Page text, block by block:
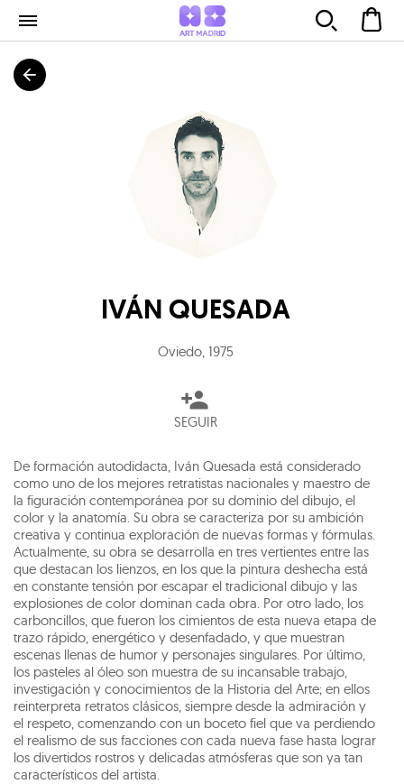
IVÁN QUESADA
Oviedo, 1975
SEGUIR
De formación autodidacta, Iván Quesada está considerado
como uno de los mejores retratistas nacionales y maestro de
la figuración contemporánea por su dominio del dibujo, el
color y la anatomía. Su obra se caracteriza por su ambición
creativa y continua exploración de nuevas formas y fórmulas.
Actualmente, su obra se desarrolla en tres vertientes entre las
que destacan los lienzos, en los que la pintura deshecha está
en constante tensión por escapar el tradicional dibujo y las
explosiones de color dominan cada obra. Por otro lado, los
carboncillos, que fueron los cimientos de esta nueva etapa de
trazo rápido, energético y desenfadado, y que muestran
escenas llenas de humor y personajes singulares. Por último,
los pasteles al óleo son muestra de su incansable trabajo,
investigación y conocimientos de la Historia del Arte; en ellos
reinterpreta retratos clásicos, siempre desde la admiración y
el respeto, comenzando con un boceto fiel que va perdiendo
el realismo de sus facciones con cada nueva fase hasta lograr
los divertidos rostros y delicadas atmósferas que son ya tan
característicos del artista.